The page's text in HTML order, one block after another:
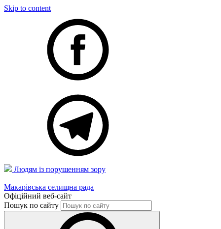
Skip to content
Людям із порушенням зору
Макарівська селищна рада
Офіційний веб-сайт
Пошук по сайту